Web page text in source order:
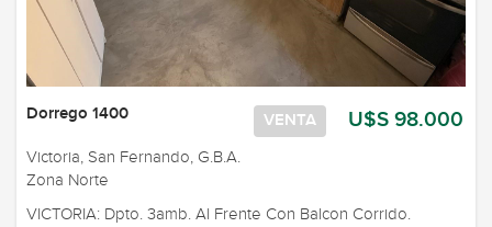
U$S 98.000
VENTA
Dorrego 1400
Victoria, San Fernando, G.B.A.
Zona Norte
VICTORIA: Dpto. 3amb. Al Frente Con Balcon Corrido.